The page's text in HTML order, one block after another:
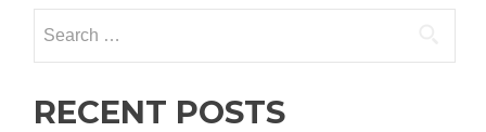
RECENT POSTS